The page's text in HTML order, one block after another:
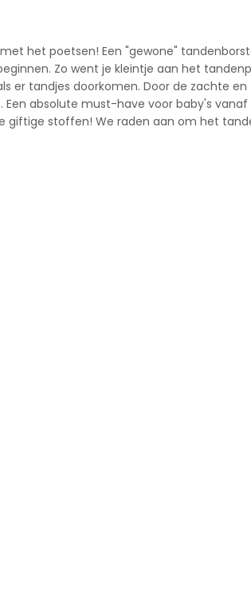
het poetsen! Een "gewone"
Zo went je kleintje aan het
er tandjes doorkomen. Door de zachte
Een absolute must-have voor baby's
giftige stoffen! We raden aan om het